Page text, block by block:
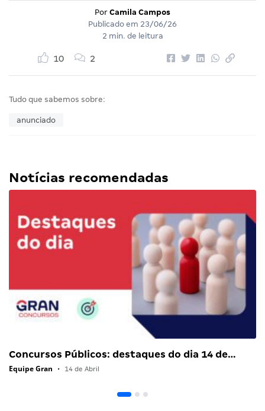
Por Camila Campos
Publicado em 23/06/26
2 min. de leitura
10 2
Tudo que sabemos sobre:
anunciado
Notícias recomendadas
Concursos Públicos: destaques do dia 14 de…
Equipe Gran • 14 de Abril